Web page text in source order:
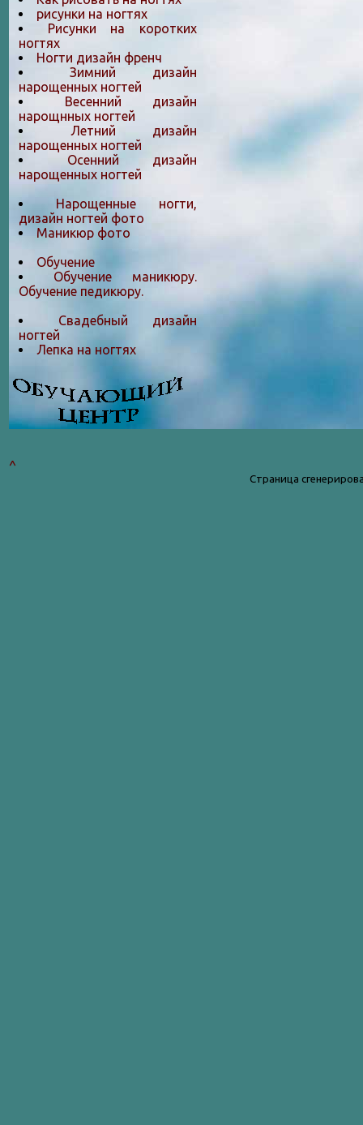
рисунки на ногтях
Рисунки на коротких
ногтях
Ногти дизайн френч
Зимний дизайн
нарощенных ногтей
Весенний дизайн
нарощнных ногтей
Летний дизайн
нарощенных ногтей
Осенний дизайн
нарощенных ногтей
Нарощенные ногти,
дизайн ногтей фото
Маникюр фото
Обучение
Обучение маникюру.
Обучение педикюру.
Свадебный дизайн
ногтей
Лепка на ногтяx
^
Страница